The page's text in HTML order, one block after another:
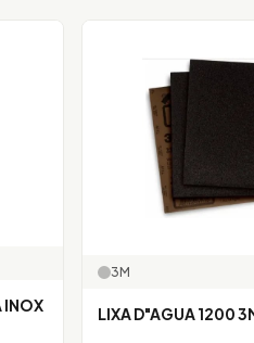
INOX
3M
LIXA D"AGUA 1200